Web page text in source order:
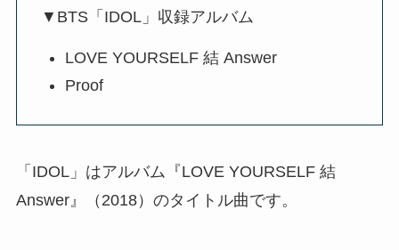
▼BTS「IDOL」収録アルバム
LOVE YOURSELF 結 Answer
Proof
「IDOL」はアルバム『LOVE YOURSELF 結
Answer』（2018）のタイトル曲です。